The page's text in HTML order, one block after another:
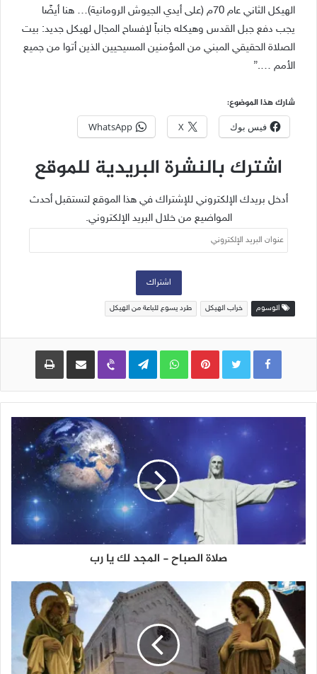
الهيكل الثاني عام 70م (على أيدي الجيوش الرومانية)… هنا أيضًا
يجب دفع جبل القدس وهيكله جانباً لإفساح المجال لهيكل جديد: بيت
الصلاة الحقيقي المبني من المؤمنين المسيحيين الذين أتوا من جميع
الأمم ….”
شارك هذا الموضوع:
فيس بوك X
WhatsApp
اشترك بالنشرة البريدية للموقع
أدخل بريدك الإلكتروني للإشتراك في هذا الموقع لتستقبل أحدث
المواضيع من خلال البريد الإلكتروني.
عنوان
البريد
اشتراك
الوسوم خراب الهيكل طرد يسوع للباعة من الهيكل
Pinterest
WhatsApp
Telegram
Viber مشاركة عبر البريد طباعة
صلاة الصباح - المجد لك يا رب